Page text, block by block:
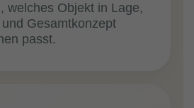
welches Objekt in Lage,
Gesamtkonzept
passt.